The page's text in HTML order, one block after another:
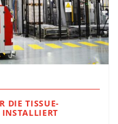
DIE TISSUE-
INSTALLIERT